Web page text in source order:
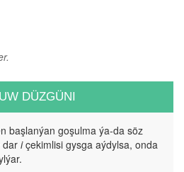
DÜZGÜNI
başlanýan goşulma ýa-da söz
dar içekimlisi gysga aýdylsa, onda